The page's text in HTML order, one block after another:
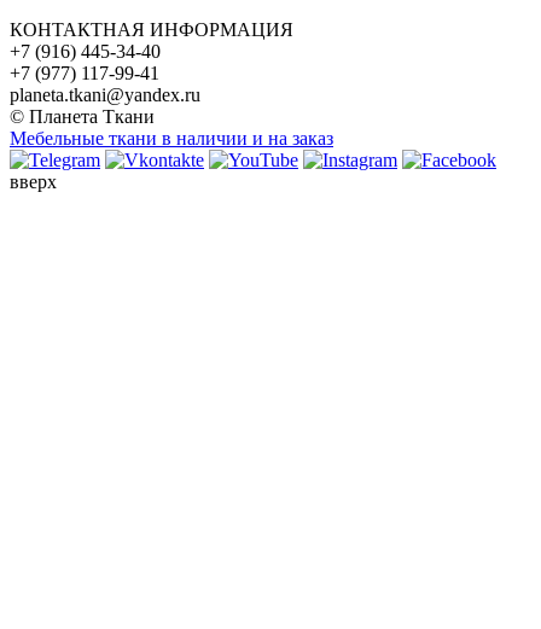
КОНТАКТНАЯ ИНФОРМАЦИЯ
+7 (916) 445-34-40
+7 (977) 117-99-41
planeta.tkani@yandex.ru
© Планета Ткани
Мебельные ткани в наличии и на заказ
вверх